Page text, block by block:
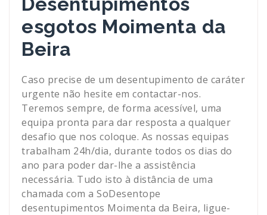
esgotos Moimenta da
Beira
Caso precise de um desentupimento de caráter
urgente não hesite em contactar-nos.
Teremos sempre, de forma acessível, uma
equipa pronta para dar resposta a qualquer
desafio que nos coloque. As nossas equipas
trabalham 24h/dia, durante todos os dias do
ano para poder dar-lhe a assistência
necessária. Tudo isto à distância de uma
chamada com a SoDesentope
desentupimentos Moimenta da Beira, ligue-